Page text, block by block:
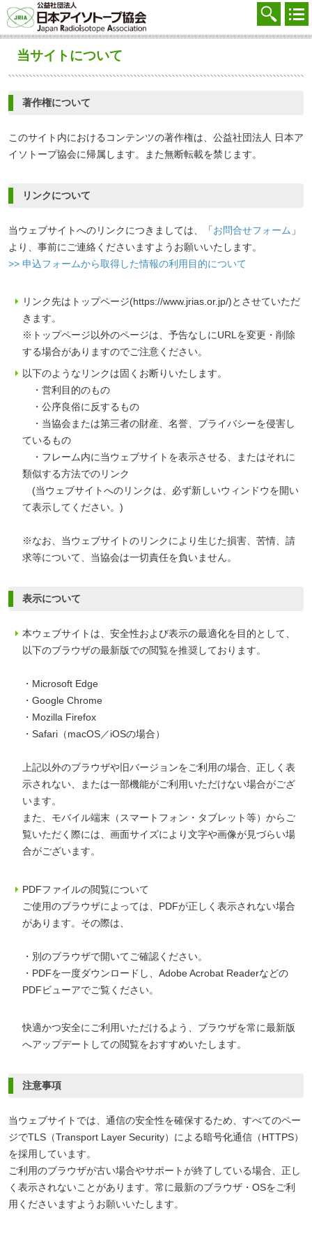
協会を知る
廃棄する
学ぶ・調べる
会員マイページ
採用
English
当サイトについて
著作権について
このサイト内におけるコンテンツの著作権は、公益社団法人 日本ア
イソトープ協会に帰属します。また無断転載を禁じます。
リンクについて
当ウェブサイトへのリンクにつきましては、「お問合せフォーム 」
より、事前にご連絡くださいますようお願いいたします。
>> 申込フォームから取得した情報の利用目的について
リンク先はトップページ(https://www.jrias.or.jp/)とさせていただ
きます。
※トップページ以外のページは、予告なしにURLを変更・削除
する場合がありますのでご注意ください。
以下のようなリンクは固くお断りいたします。
・営利目的のもの
・公序良俗に反するもの
・当協会または第三者の財産、名誉、プライバシーを侵害し
ているもの
・フレーム内に当ウェブサイトを表示させる、またはそれに
類似する方法でのリンク
(当ウェブサイトへのリンクは、必ず新しいウィンドウを開い
て表示してください。)
※なお、当ウェブサイトのリンクにより生じた損害、苦情、請
求等について、当協会は一切責任を負いません。
表示について
本ウェブサイトは、安全性および表示の最適化を目的として、
以下のブラウザの最新版での閲覧を推奨しております。
・Microsoft Edge
・Google Chrome
・Mozilla Firefox
・Safari（macOS／iOSの場合）
上記以外のブラウザや旧バージョンをご利用の場合、正しく表
示されない、または一部機能がご利用いただけない場合がござ
います。
また、モバイル端末（スマートフォン・タブレット等）からご
覧いただく際には、画面サイズにより文字や画像が見づらい場
合がございます。
PDFファイルの閲覧について
ご使用のブラウザによっては、PDFが正しく表示されない場合
があります。その際は、
・別のブラウザで開いてご確認ください。
・PDFを一度ダウンロードし、Adobe Acrobat Readerなどの
PDFビューアでご覧ください。
快適かつ安全にご利用いただけるよう、ブラウザを常に最新版
へアップデートしての閲覧をおすすめいたします。
注意事項
当ウェブサイトでは、通信の安全性を確保するため、すべてのペー
ジでTLS（Transport Layer Security）による暗号化通信（HTTPS）
を採用しています。
ご利用のブラウザが古い場合やサポートが終了している場合、正し
く表示されないことがあります。常に最新のブラウザ・OSをご利
用くださいますようお願いいたします。